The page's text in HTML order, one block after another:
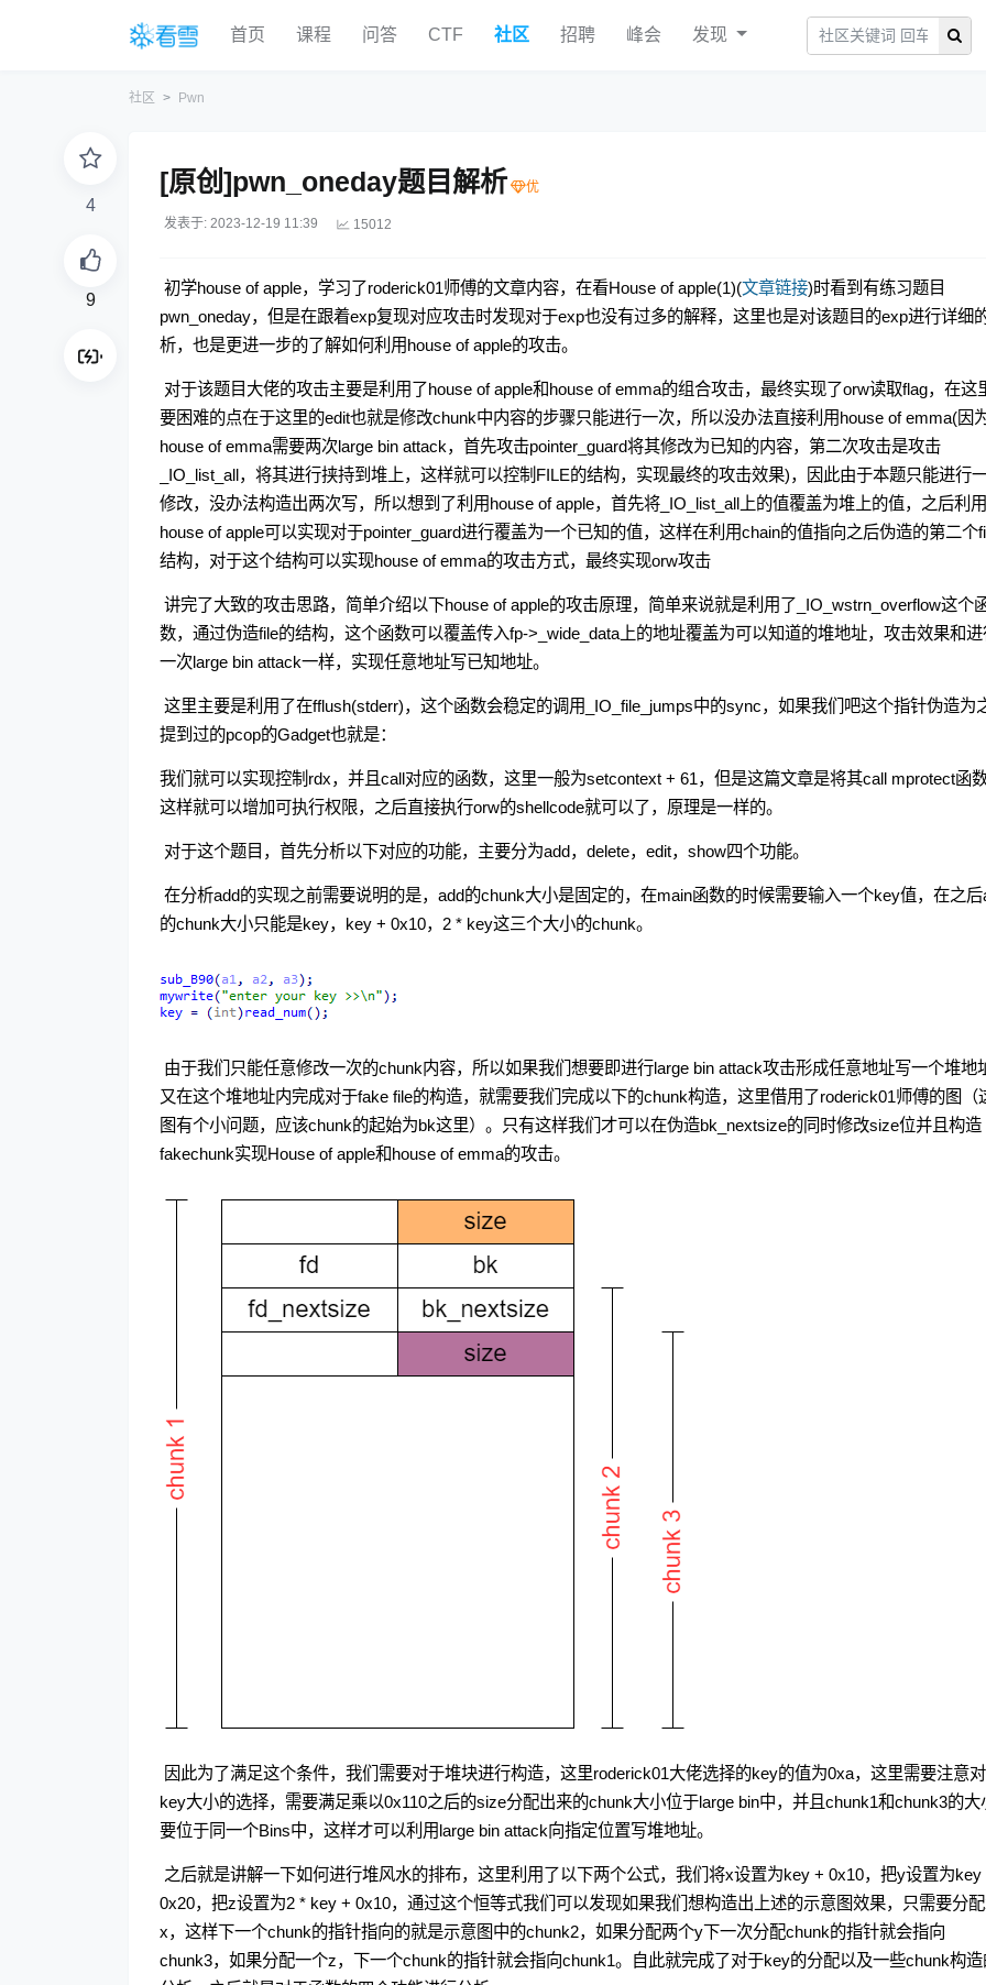
首页 课程 问答 CTF 社区 招聘 峰会 发现
社区 Pwn
4
9
[原创]pwn_oneday题目解析
发表于: 2023-12-19 11:39 15012
​ 初学house of apple，学习了roderick01师傅的文章内容，在看House of apple(1)(文章链接)时看到有练习题目
pwn_oneday，但是在跟着exp复现对应攻击时发现对于exp也没有过多的解释，这里也是对该题目的exp进行详细
析，也是更进一步的了解如何利用house of apple的攻击。
对于该题目大佬的攻击主要是利用了house of apple和house of emma的组合攻击，最终实现了orw读取flag，在这
要困难的点在于这里的edit也就是修改chunk中内容的步骤只能进行一次，所以没办法直接利用house of emma(因
house of emma需要两次large bin attack，首先攻击pointer_guard将其修改为已知的内容，第二次攻击是攻击
_IO_list_all，将其进行挟持到堆上，这样就可以控制FILE的结构，实现最终的攻击效果)，因此由于本题只能进行
修改，没办法构造出两次写，所以想到了利用house of apple，首先将_IO_list_all上的值覆盖为堆上的值，之后利用
house of apple可以实现对于pointer_guard进行覆盖为一个已知的值，这样在利用chain的值指向之后伪造的第二个
结构，对于这个结构可以实现house of emma的攻击方式，最终实现orw攻击
讲完了大致的攻击思路，简单介绍以下house of apple的攻击原理，简单来说就是利用了_IO_wstrn_overflow这个
数，通过伪造file的结构，这个函数可以覆盖传入fp->_wide_data上的地址覆盖为可以知道的堆地址，攻击效果和进
一次large bin attack一样，实现任意地址写已知地址。
这里主要是利用了在fflush(stderr)，这个函数会稳定的调用_IO_file_jumps中的sync，如果我们吧这个指针伪造为
提到过的pcop的Gadget也就是：
我们就可以实现控制rdx，并且call对应的函数，这里一般为setcontext + 61，但是这篇文章是将其call mprotect函
这样就可以增加可执行权限，之后直接执行orw的shellcode就可以了，原理是一样的。
​ 对于这个题目，首先分析以下对应的功能，主要分为add，delete，edit，show四个功能。
在分析add的实现之前需要说明的是，add的chunk大小是固定的，在main函数的时候需要输入一个key值，在之后
的chunk大小只能是key，key + 0x10，2 * key这三个大小的chunk。
由于我们只能任意修改一次的chunk内容，所以如果我们想要即进行large bin attack攻击形成任意地址写一个堆地
又在这个堆地址内完成对于fake file的构造，就需要我们完成以下的chunk构造，这里借用了roderick01师傅的图（
图有个小问题，应该chunk的起始为bk这里）。只有这样我们才可以在伪造bk_nextsize的同时修改size位并且构造
fakechunk实现House of apple和house of emma的攻击。
因此为了满足这个条件，我们需要对于堆块进行构造，这里roderick01大佬选择的key的值为0xa，这里需要注意
key大小的选择，需要满足乘以0x110之后的size分配出来的chunk大小位于large bin中，并且chunk1和chunk3的大
要位于同一个Bins中，这样才可以利用large bin attack向指定位置写堆地址。
之后就是讲解一下如何进行堆风水的排布，这里利用了以下两个公式，我们将x设置为key + 0x10，把y设置为key
0x20，把z设置为2 * key + 0x10，通过这个恒等式我们可以发现如果我们想构造出上述的示意图效果，只需要分
x，这样下一个chunk的指针指向的就是示意图中的chunk2，如果分配两个y下一次分配chunk的指针就会指向
chunk3，如果分配一个z，下一个chunk的指针就会指向chunk1。自此就完成了对于key的分配以及一些chunk构造